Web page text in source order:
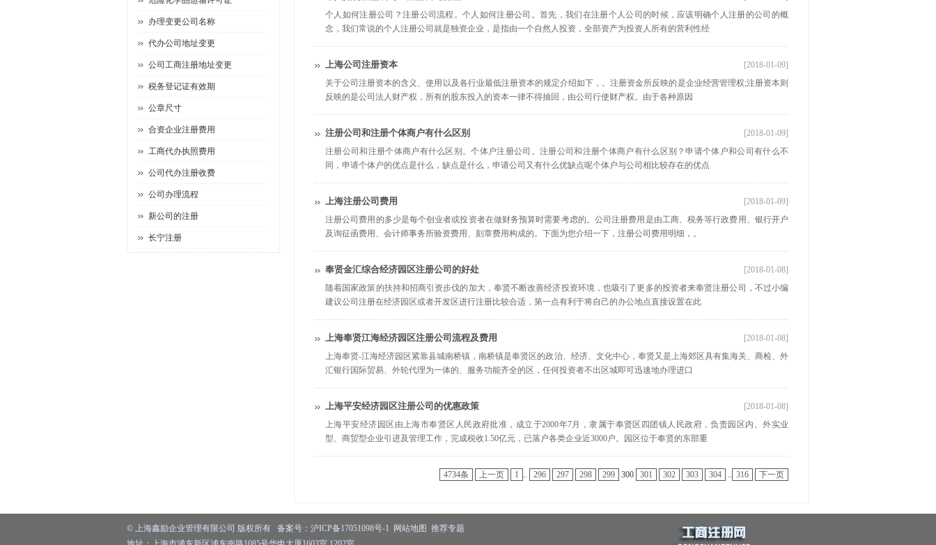
个人如何注册公司？注册公司流程。个人如何注册公司。首先，我们在注册个人公司的时候，应该明确个人注册的公司的概
念，我们常说的个人注册公司就是独资企业，是指由一个自然人投资，全部资产为投资人所有的营利性经
上海公司注册资本
[2018-01-09]
关于公司注册资本的含义、使用以及各行业最低注册资本的规定介绍如下，。注册资金所反映的是企业经营管理权;注册资本则
反映的是公司法人财产权，所有的股东投入的资本一律不得抽回，由公司行使财产权。由于各种原因
注册公司和注册个体商户有什么区别
[2018-01-09]
注册公司和注册个体商户有什么区别。个体户注册公司。注册公司和注册个体商户有什么区别？申请个体户和公司有什么不
同，申请个体户的优点是什么，缺点是什么，申请公司又有什么优缺点呢个体户与公司相比较存在的优点
上海注册公司费用
[2018-01-09]
注册公司费用的多少是每个创业者或投资者在做财务预算时需要考虑的。公司注册费用是由工商、税务等行政费用、银行开户
及询征函费用、会计师事务所验资费用、刻章费用构成的。下面为您介绍一下，注册公司费用明细，。
奉贤金汇综合经济园区注册公司的好处
[2018-01-08]
随着国家政策的扶持和招商引资步伐的加大，奉贤不断改善经济投资环境，也吸引了更多的投资者来奉贤注册公司，不过小编
建议公司注册在经济园区或者开发区进行注册比较合适，第一点有利于将自己的办公地点直接设置在此
上海奉贤江海经济园区注册公司流程及费用
[2018-01-08]
上海奉贤-江海经济园区紧靠县城南桥镇，南桥镇是奉贤区的政治、经济、文化中心，奉贤又是上海郊区具有集海关、商检、外
汇银行国际贸易、外轮代理为一体的、服务功能齐全的区，任何投资者不出区城即可迅速地办理进口
上海平安经济园区注册公司的优惠政策
[2018-01-08]
上海平安经济园区由上海市奉贤区人民政府批准，成立于2000年7月，隶属于奉贤区四团镇人民政府，负责园区内、外实业
型、商贸型企业引进及管理工作，完成税收1.50亿元，已落户各类企业近3000户。园区位于奉贤的东部重
4734条 上一页 1 .. 296 297 298 299 300 301 302 303 304 .. 316 下一页
办理变更公司名称
代办公司地址变更
公司工商注册地址变更
税务登记证有效期
公章尺寸
合资企业注册费用
工商代办执照费用
公司代办注册收费
公司办理流程
新公司的注册
长宁注册
© 上海鑫励企业管理有限公司 版权所有 备案号： 沪ICP备17051098号-1 网站地图 推荐专题